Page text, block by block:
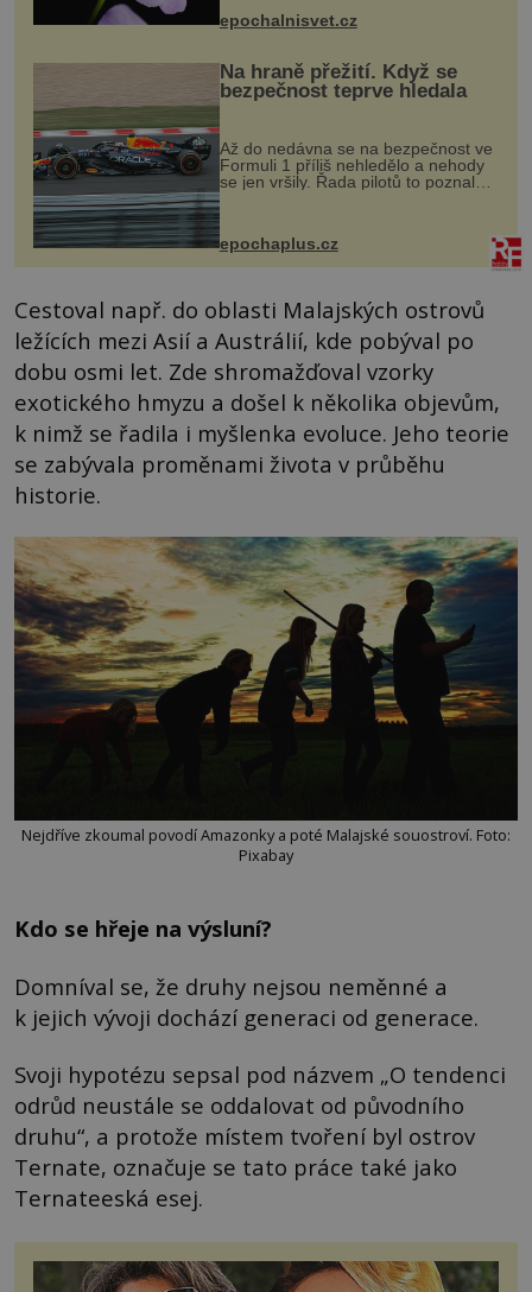
vstupenka...
epochalnisvet.cz
Na hraně přežití. Když se
bezpečnost teprve hledala
Až do nedávna se na bezpečnost ve
Formuli 1 příliš nehledělo a nehody
se jen vršily. Řada pilotů to poznala
na vlastní kůži, často s trvalými
následky nebo bohužel i ztrátou
života. Dnes nepochopiteln...
epochaplus.cz
Cestoval např. do oblasti Malajských ostrovů
ležících mezi Asií a Austrálií, kde pobýval po
dobu osmi let. Zde shromažďoval vzorky
exotického hmyzu a došel k několika objevům,
k nimž se řadila i myšlenka evoluce. Jeho teorie
se zabývala proměnami života v průběhu
historie.
Nejdříve zkoumal povodí Amazonky a poté Malajské souostroví. Foto:
Pixabay
Kdo se hřeje na výsluní?
Domníval se, že druhy nejsou neměnné a
k jejich vývoji dochází generaci od generace.
Svoji hypotézu sepsal pod názvem „O tendenci
odrůd neustále se oddalovat od původního
druhu“, a protože místem tvoření byl ostrov
Ternate, označuje se tato práce také jako
Ternateeská esej.